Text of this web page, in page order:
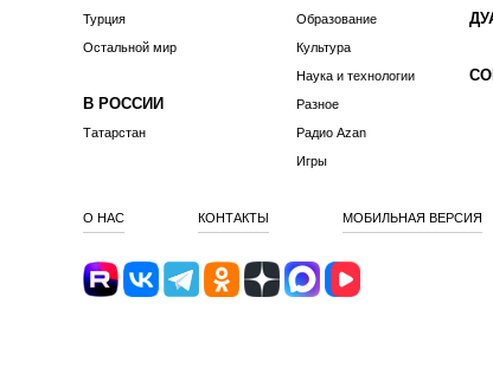
Турция
Остальной мир
В РОССИИ
Татарстан
Образование
Культура
Наука и технологии
Разное
Радио Azan
Игры
О НАС КОНТАКТЫ МОБИЛЬНАЯ ВЕРСИЯ